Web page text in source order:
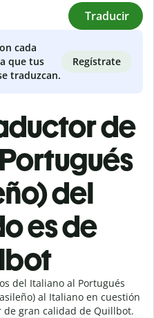
Traducir
cada
que tus
traduzcan.
Regístrate
de
del
es de
del Italiano al Portugués
al Italiano en cuestión
gran calidad de Quillbot.